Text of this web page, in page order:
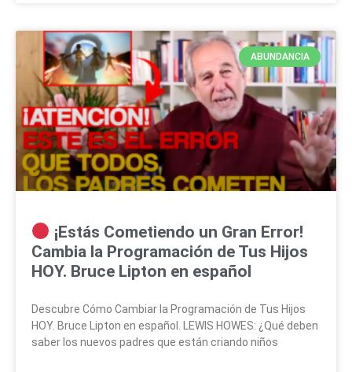
ABUNDANCIA
¡Estás Cometiendo un Gran Error!
Cambia la Programación de Tus Hijos
HOY. Bruce Lipton en español
Descubre Cómo Cambiar la Programación de Tus Hijos
HOY. Bruce Lipton en español. LEWIS HOWES: ¿Qué deben
saber los nuevos padres que están criando niños